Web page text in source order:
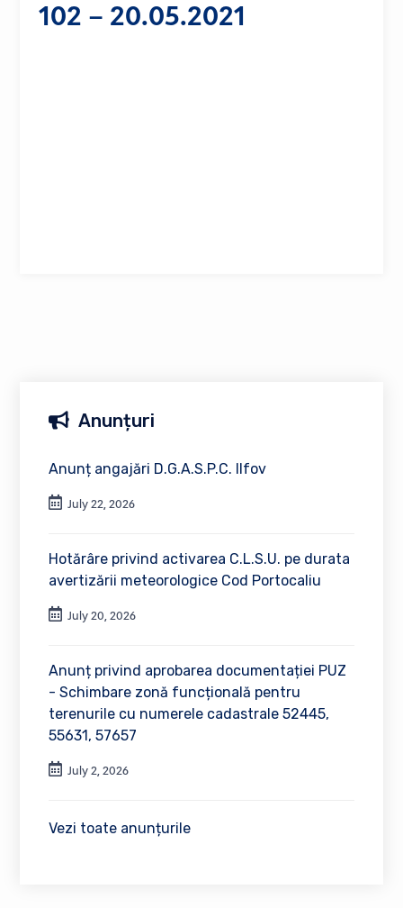
102 – 20.05.2021
Anunțuri
Anunț angajări D.G.A.S.P.C. Ilfov
July 22, 2026
Hotărâre privind activarea C.L.S.U. pe durata
avertizării meteorologice Cod Portocaliu
July 20, 2026
Anunț privind aprobarea documentației PUZ
- Schimbare zonă funcțională pentru
terenurile cu numerele cadastrale 52445,
55631, 57657
July 2, 2026
Vezi toate anunțurile